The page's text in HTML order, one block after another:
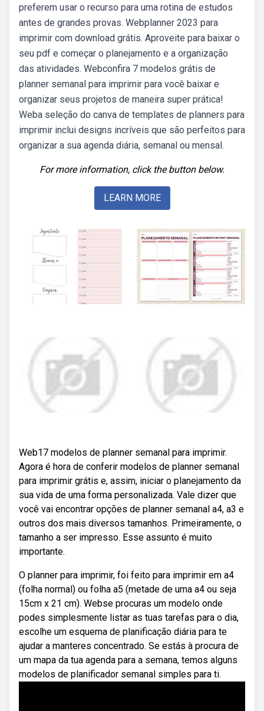
preferem usar o recurso para uma rotina de estudos
antes de grandes provas. Webplanner 2023 para
imprimir com download grátis. Aproveite para baixar o
seu pdf e começar o planejamento e a organização
das atividades. Webconfira 7 modelos grátis de
planner semanal para imprimir para você baixar e
organizar seus projetos de maneira super prática!
Weba seleção do canva de templates de planners para
imprimir inclui designs incríveis que são perfeitos para
organizar a sua agenda diária, semanal ou mensal.
For more information, click the button below.
LEARN MORE
Web17 modelos de planner semanal para imprimir.
Agora é hora de conferir modelos de planner semanal
para imprimir grátis e, assim, iniciar o planejamento da
sua vida de uma forma personalizada. Vale dizer que
você vai encontrar opções de planner semanal a4, a3 e
outros dos mais diversos tamanhos. Primeiramente, o
tamanho a ser impresso. Esse assunto é muito
importante.
O planner para imprimir, foi feito para imprimir em a4
(folha normal) ou folha a5 (metade de uma a4 ou seja
15cm x 21 cm). Webse procuras um modelo onde
podes simplesmente listar as tuas tarefas para o dia,
escolhe um esquema de planificação diária para te
ajudar a manteres concentrado. Se estás à procura de
um mapa da tua agenda para a semana, temos alguns
modelos de planificador semanal simples para ti.